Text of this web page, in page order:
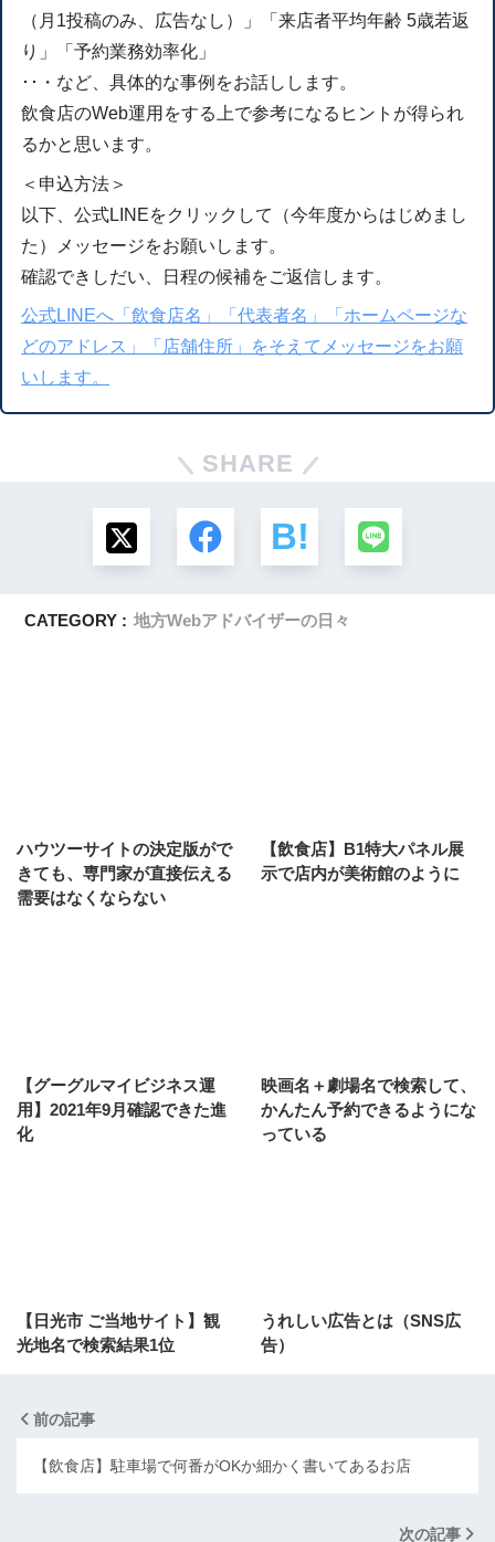
（月1投稿のみ、広告なし）」「来店者平均年齢 5歳若返
り」「予約業務効率化」
･･・など、具体的な事例をお話しします。
飲食店のWeb運用をする上で参考になるヒントが得られ
るかと思います。
＜申込方法＞
以下、公式LINEをクリックして（今年度からはじめまし
た）メッセージをお願いします。
確認できしだい、日程の候補をご返信します。
公式LINEへ「飲食店名」「代表者名」「ホームページな
どのアドレス」「店舗住所」をそえてメッセージをお願
いします。
SHARE
CATEGORY : 地方Webアドバイザーの日々
ハウツーサイトの決定版がで
きても、専門家が直接伝える
需要はなくならない
【飲食店】B1特大パネル展
示で店内が美術館のように
【グーグルマイビジネス運
用】2021年9月確認できた進
化
映画名＋劇場名で検索して、
かんたん予約できるようにな
っている
【日光市 ご当地サイト】観
光地名で検索結果1位
うれしい広告とは（SNS広
告）
前の記事
【飲食店】駐車場で何番がOKか細かく書いてあるお店
次の記事